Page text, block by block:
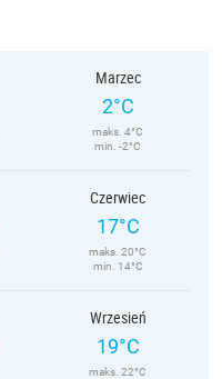
Marzec
2°C
maks. 4°C
min. -2°C
Czerwiec
17°C
maks. 20°C
min. 14°C
Wrzesień
19°C
maks. 22°C